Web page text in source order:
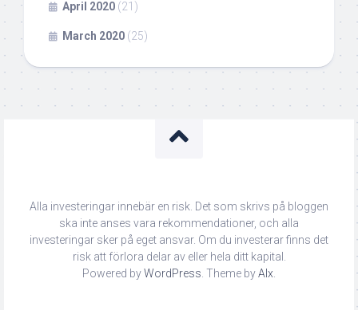
April 2020 (21)
March 2020 (25)
Alla investeringar innebär en risk. Det som skrivs på bloggen
ska inte anses vara rekommendationer, och alla
investeringar sker på eget ansvar. Om du investerar finns det
risk att förlora delar av eller hela ditt kapital.
Powered byWordPress . Theme byAlx